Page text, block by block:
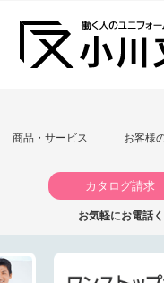
商品・サービス お客様
カタログ請求
お気軽にお電話